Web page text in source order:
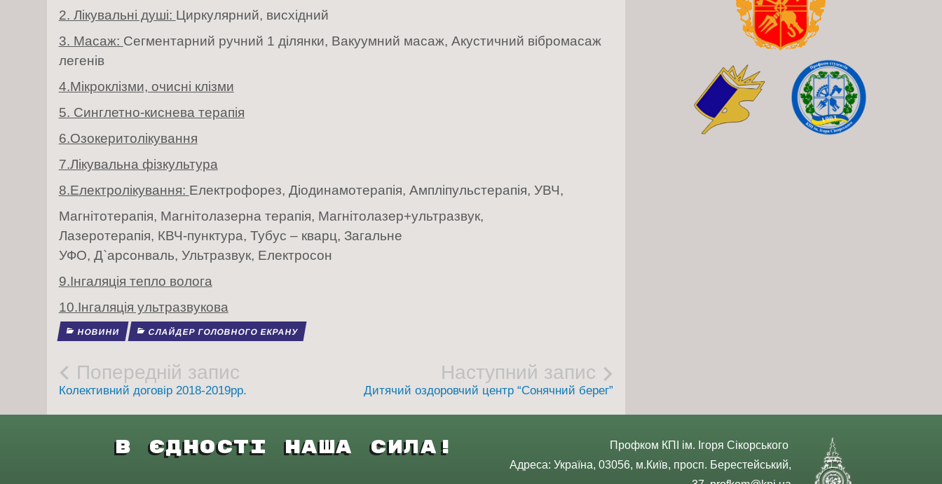
2. Лікувальні душі: Циркулярний, висхідний
3. Масаж: Сегментарний ручний 1 ділянки, Вакуумний масаж, Акустичний вібромасаж
легенів
4.Мікроклізми, очисні клізми
5. Синглетно-киснева терапія
6.Озокеритолікування
7.Лікувальна фізкультура
8.Електролікування: Електрофорез, Діодинамотерапія, Ампліпульстерапія, УВЧ,
Магнітотерапія, Магнітолазерна терапія, Магнітолазер+ультразвук,
Лазеротерапія, КВЧ-пунктура, Тубус – кварц, Загальне
УФО, Д`арсонваль, Ультразвук, Електросон
9.Інгаляція тепло волога
10.Інгаляція ультразвукова
НОВИНИ СЛАЙДЕР ГОЛОВНОГО ЕКРАНУ
Post
navigation
Попередній запис
Колективний договір 2018-2019рр.
Наступний запис
Дитячий оздоровчий центр “Сонячний берег”
В Єдності Наша Сила!
Профком КПІ ім. Ігоря Сікорського
Адреса: Україна, 03056, м.Київ, просп. Берестейський,